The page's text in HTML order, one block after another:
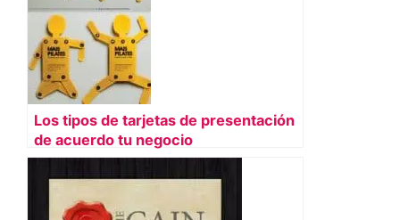
Los tipos de tarjetas de presentación
de acuerdo tu negocio